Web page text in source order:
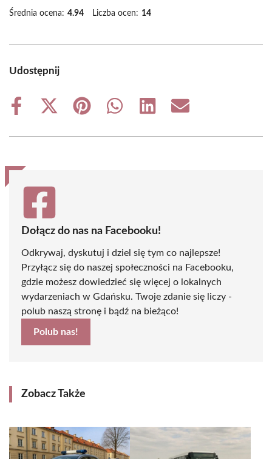
Średnia ocena: 4.94 Liczba ocen: 14
Udostępnij
Share
Share
(Twitter)
Share
Share
Share
Share
Dołącz do nas na Facebooku!
Odkrywaj, dyskutuj i dziel się tym co najlepsze!
Przyłącz się do naszej społeczności na Facebooku,
gdzie możesz dowiedzieć się więcej o lokalnych
wydarzeniach w Gdańsku. Twoje zdanie się liczy -
polub naszą stronę i bądź na bieżąco!
Polub nas!
Zobacz Także